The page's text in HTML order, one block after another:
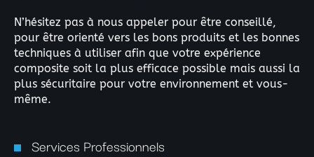
N’hésitez pas à nous appeler pour être conseillé,
pour être orienté vers les bons produits et les bonnes
techniques à utiliser afin que votre expérience
composite soit la plus efficace possible mais aussi la
plus sécuritaire pour votre environnement et vous-
même.
Services Professionnels